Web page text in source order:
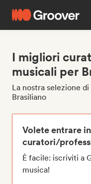
I migliori
musicali per
La nostra selezione
Brasiliano
Volete entrare
curatori/
È facile: iscriviti a
musica!